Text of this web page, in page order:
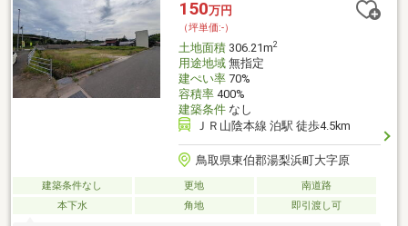
150万円
（坪単価:-）
土地面積306.21m2
用途地域無指定
建ぺい率70%
容積率400%
建築条件なし
ＪＲ山陰本線 泊駅 徒歩4.5km
鳥取県東伯郡湯梨浜町大字原
建築条件なし 更地
南道路
本下水
角地 即引渡し可